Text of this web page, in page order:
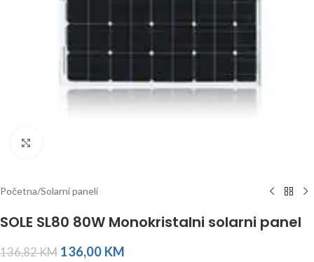
Početna/Solarni paneli
SOLE SL80 80W Monokristalni solarni panel
136,82KM 136,00 KM